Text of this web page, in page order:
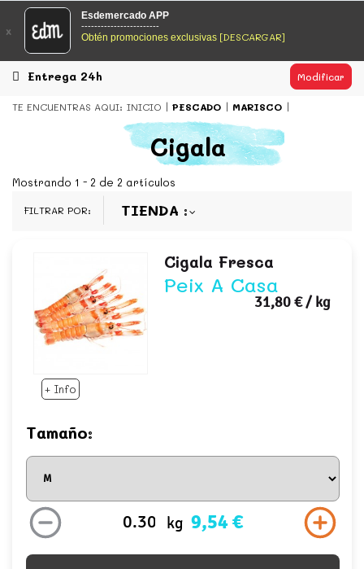
EsDeMercado.com
EsDeMercado.com
los mejores mercados de Barcelona y de productores
locales.
READ MORE
EsDeMercado.com
te lleva a casa los mejores productos de
los mejores mercados de Barcelona y de productores
x
Esdemercado APP
------------------------
Obtén promociones exclusivas [DESCARGAR]
Entrega 24h Modificar
TE ENCUENTRAS AQUI: INICIO PESCADO MARISCO
Cigala
Mostrando 1 - 2 de 2 artículos
FILTRAR POR: TIENDA
+ Info
Cigala Fresca
Peix A Casa
31,80 €/ kg
Tamaño:
kg 9,54 €